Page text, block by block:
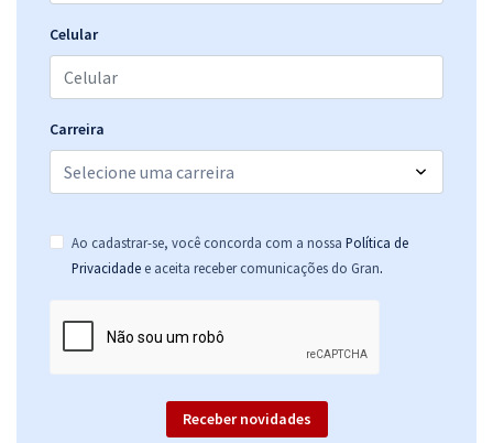
Celular
Carreira
Ao cadastrar-se, você concorda com a nossa Política de
Privacidade e aceita receber comunicações do Gran.
Receber novidades